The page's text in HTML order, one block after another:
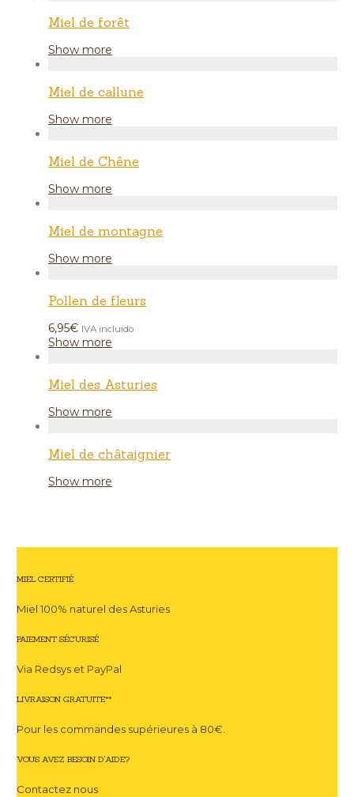
Miel de forêt
Show more
Miel de callune
Show more
Miel de Chêne
Show more
Miel de montagne
Show more
Pollen de fleurs
6,95€ IVA incluido
Show more
Miel des Asturies
Show more
Miel de châtaignier
Show more
MIEL CERTIFIÉ
Miel 100% naturel des Asturies
PAIEMENT SÉCURISÉ
Via Redsys et PayPal
LIVRAISON GRATUITE**
Pour les commandes supérieures à 80€.
VOUS AVEZ BESOIN D'AIDE?
Contactez nous